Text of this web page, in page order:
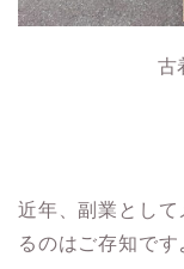
古
近年、副業とし
るのはご存知です